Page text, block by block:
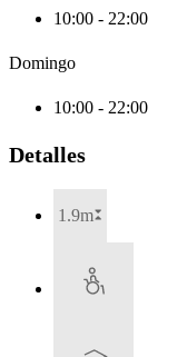
10:00 - 22:00
Domingo
10:00 - 22:00
Detalles
1.9m